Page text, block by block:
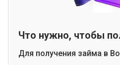
Что нужно, чтобы
Для получения займа в